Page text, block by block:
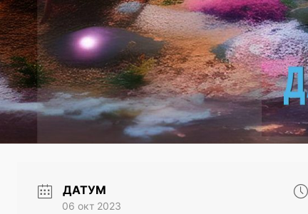
ДАТУМ
06 окт 2023